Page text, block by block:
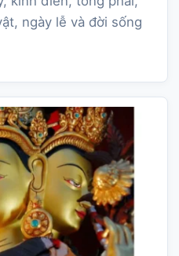
ngày lễ và đời sống